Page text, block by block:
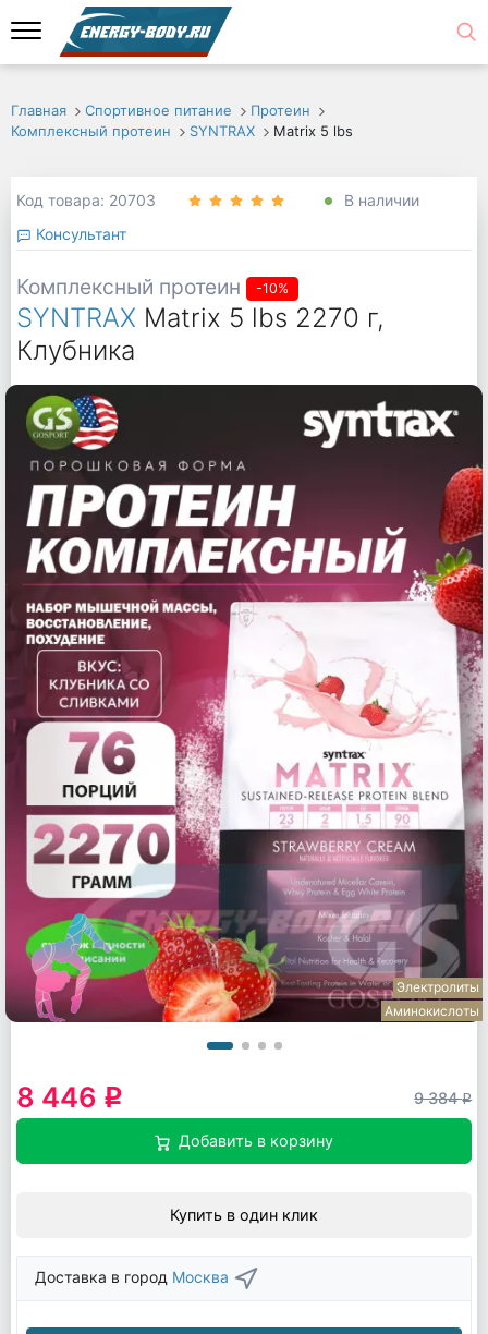
Главная Спортивное питание
Протеин
Комплексный протеин
SYNTRAX Matrix 5 lbs
Код товара: 20703
В наличии
Консультант
Комплексный протеин -10%
SYNTRAX Matrix 5 lbs 2270 г,
Клубника
Электролиты
Аминокислоты
8 446 q 9 384q
Добавить в корзину
Купить в один клик
Доставка в город Москва